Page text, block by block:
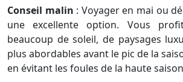
Conseil malin : Voyager en mai ou
une excellente option. Vous
beaucoup de soleil, de paysages
plus abordables avant le pic de la
en évitant les foules de la haute